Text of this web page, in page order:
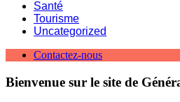
Santé
Tourisme
Uncategorized
Contactez-nous
Bienvenue sur le site de